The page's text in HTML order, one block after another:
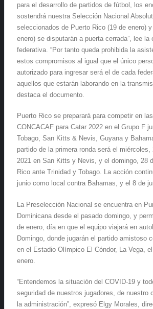
para el desarrollo de partidos de fútbol, los
sostendrá nuestra Selección Nacional
seleccionados de Puerto Rico (19 de enero)
enero) se disputarán a puerta cerrada”, lee
federativa. “Por tanto queda prohibida la
estos compromisos al igual que el único
autorizado para ingresar será el de cada
aquellos que estarán laborando en la
destaca el documento.
Puerto Rico se preparará para competir en
CONCACAF para Catar 2022 en el Grupo F
Tobago, San Kitts & Nevis, Guyana y
partido de la primera ronda será el miércoles,
2021 en San Kitts y Nevis, y el domingo, 28
Rico ante Trinidad y Tobago. La acción
junio como local contra Bahamas, y el 8 de
La Preselección Nacional se encuentra en
Dominicana desde el pasado domingo, y
de enero, día en que el equipo viajará en
Domingo, donde jugarán el partido amistoso
en el Estadio Olímpico El Cóndor, La Vega,
enero.
“Entendemos la situación del COVID-19 y
seguridad de nuestros jugadores, de nuestro
la administración”, expresó Elgy Morales,